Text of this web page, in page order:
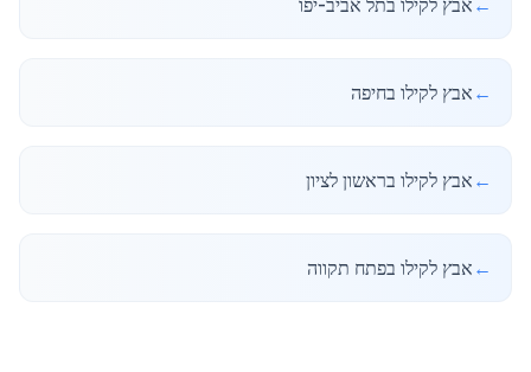
← אבץ לקילו בתל אביב-יפו
← אבץ לקילו בחיפה
← אבץ לקילו בראשון לציון
← אבץ לקילו בפתח תקווה